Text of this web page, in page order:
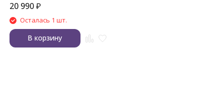
20 990₽
Осталась 1 шт.
В корзину